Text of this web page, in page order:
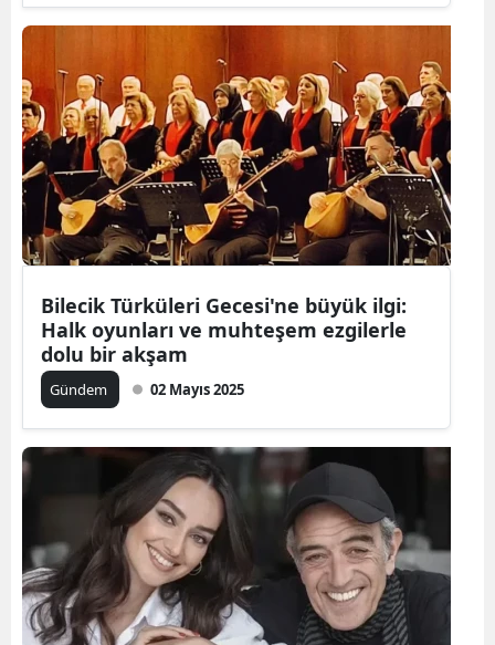
Bilecik Türküleri Gecesi'ne büyük ilgi:
Halk oyunları ve muhteşem ezgilerle
dolu bir akşam
Gündem 02 Mayıs 2025